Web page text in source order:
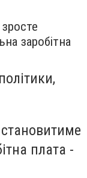
заробітна
плата -